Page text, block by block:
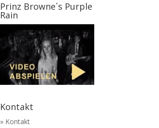
Prinz Browne´s Purple
Rain
Kontakt
» Kontakt